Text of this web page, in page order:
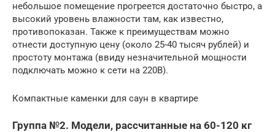
небольшое помещение прогреется достаточно быстро, а
высокий уровень влажности там, как известно,
противопоказан. Также к преимуществам можно
отнести доступную цену (около 25-40 тысяч рублей) и
простоту монтажа (ввиду незначительной мощности
подключать можно к сети на 220В).
Компактные каменки для саун в квартире
Группа №2. Модели, рассчитанные на 60-120 кг